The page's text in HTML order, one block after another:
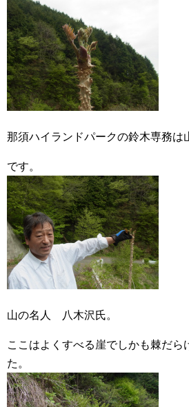
那須ハイランドパークの鈴木専務は
です。
山の名人 八木沢氏。
ここはよくすべる崖でしかも棘だら
た。